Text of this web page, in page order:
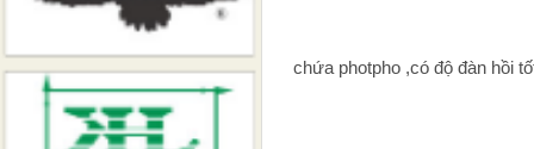
chứa photpho ,có độ đàn hồi